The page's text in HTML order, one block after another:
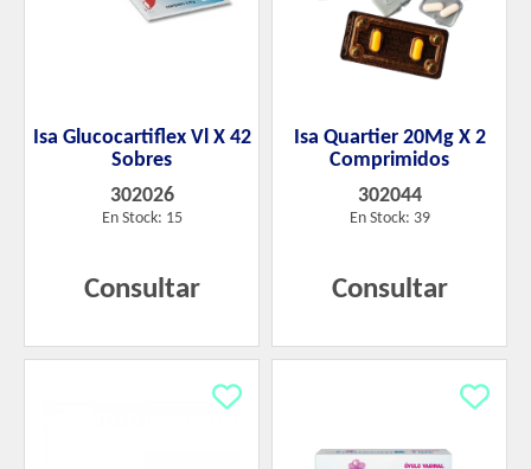
Isa Glucocartiflex Vl X 42
Sobres
302026
En Stock: 15
Consultar
Isa Quartier 20Mg X 2
Comprimidos
302044
En Stock: 39
Consultar